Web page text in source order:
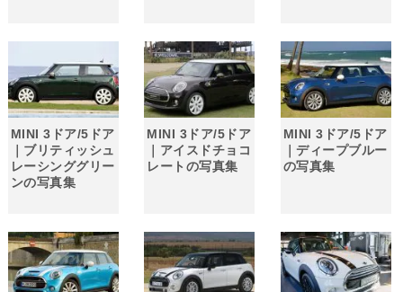
MINI 3ドア/5ドア
｜ブリティッシュ
レーシンググリー
ンの写真集
MINI 3ドア/5ドア
｜アイスドチョコ
レートの写真集
MINI 3ドア/5ドア
｜ディープブルー
の写真集